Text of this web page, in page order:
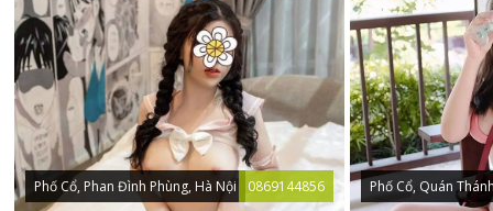
Phố Cổ, Phan Đình Phùng, Hà Nội 0869144856 Phố Cổ, Quán